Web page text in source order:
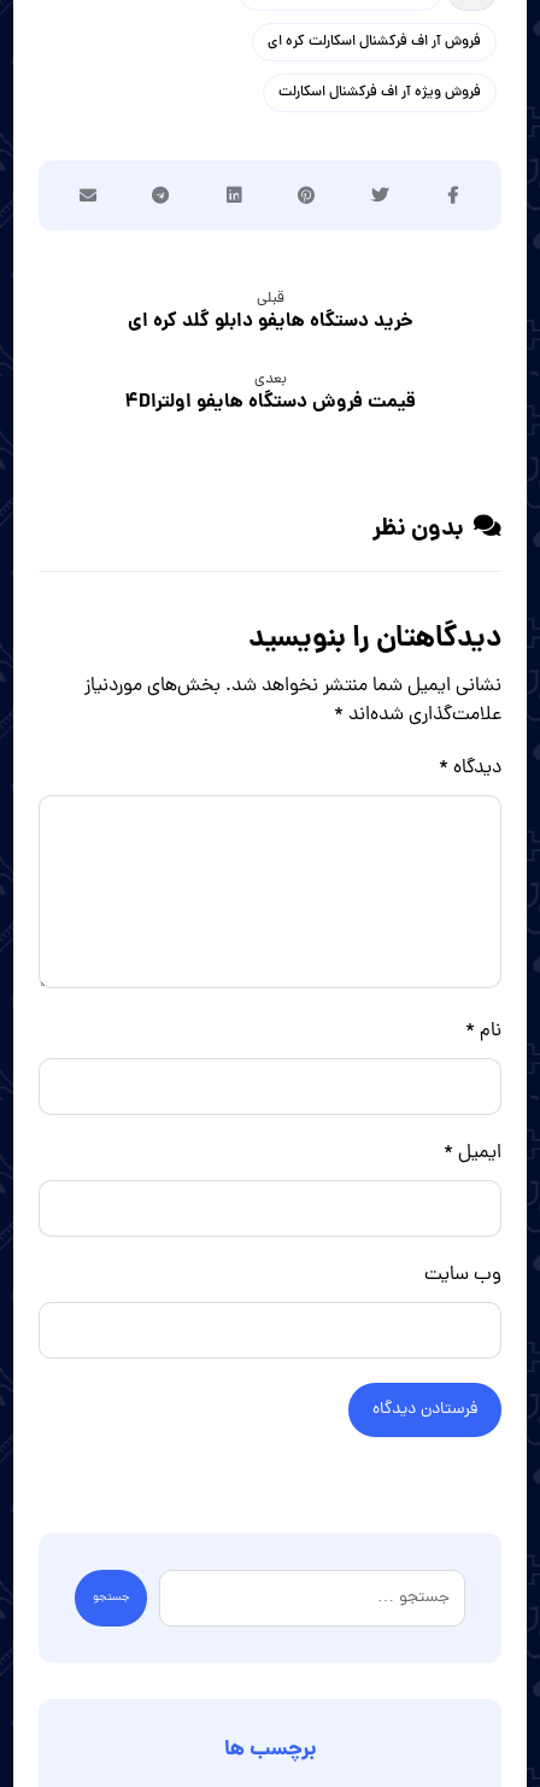
فروش آر اف فرکشنال اسکارلت کره ای
فروش ویژه آر اف فرکشنال اسکارلت
قبلی
خرید دستگاه هایفو دابلو گلد کره ای
بعدی
قیمت فروش دستگاه هایفو اولترا4D
بدون نظر
دیدگاهتان را بنویسید
نشانی ایمیل شما منتشر نخواهد شد. بخش‌های موردنیاز
علامت‌گذاری شده‌اند *
دیدگاه *
نام *
ایمیل *
وب‌ سایت
برچسب ها